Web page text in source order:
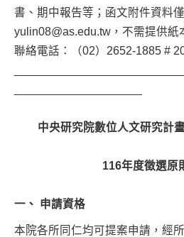
書、期中報告等；函文附件資料
yulin08@as.edu.tw，不需提供紙
聯絡電話：（02）2652-1885 #
中央研究院數位人文研究計
116年度徵選原
一、 申請資格
本院各所同仁均可提案申請，經